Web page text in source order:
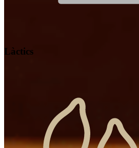
Làctics